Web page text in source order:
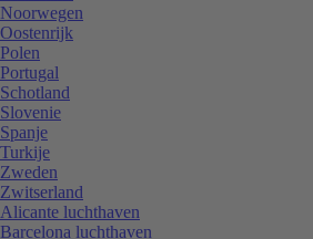
Noorwegen
Oostenrijk
Polen
Portugal
Schotland
Slovenie
Spanje
Turkije
Zweden
Zwitserland
Alicante luchthaven
Barcelona luchthaven